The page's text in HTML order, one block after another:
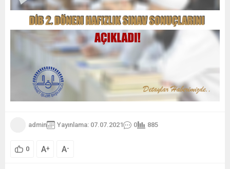
admin Yayınlama: 07.07.2021 0 885
0 A+ A-